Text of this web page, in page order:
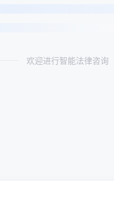
欢迎进行智能法律咨询